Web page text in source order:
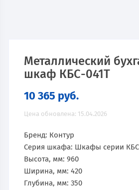
Металлический
шкаф КБС-041Т
10 365 руб.
Цена обновлена: 15.04.2026
Бренд: Контур
Серия шкафа: Шкафы серии КБС
Высота, мм: 960
Ширина, мм: 420
Глубина, мм: 350